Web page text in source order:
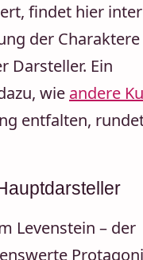
findet hier
der
Darsteller. Ein
wie andere
entfalten,
Levenstein – der